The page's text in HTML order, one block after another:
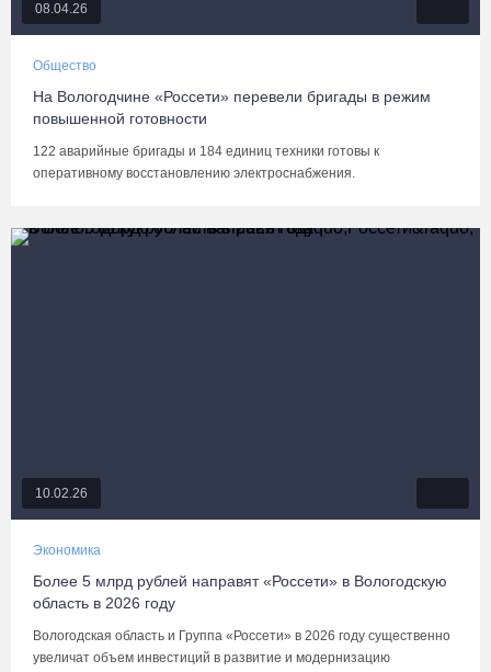
08.04.26
Общество
На Вологодчине «Россети» перевели бригады в режим
повышенной готовности
122 аварийные бригады и 184 единиц техники готовы к
оперативному восстановлению электроснабжения.
10.02.26
Экономика
Более 5 млрд рублей направят «Россети» в Вологодскую
область в 2026 году
Вологодская область и Группа «Россети» в 2026 году существенно
увеличат объем инвестиций в развитие и модернизацию